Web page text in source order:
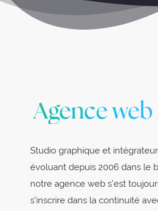
Agence
Studio graphique et
évoluant depuis 2006 dans le
notre agence web s’est
s’inscrire dans la continuité